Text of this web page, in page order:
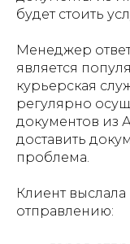
будет стоить
Менеджер
является
курьерская
регулярно
документов из
доставить
проблема.
Клиент
отправлению: